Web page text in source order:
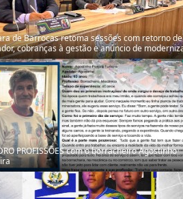
PROFISSÕES com o borracheiro Agostinho
de Barrocas encara Santanópolis no terceiro
o Intermunicipal 2026